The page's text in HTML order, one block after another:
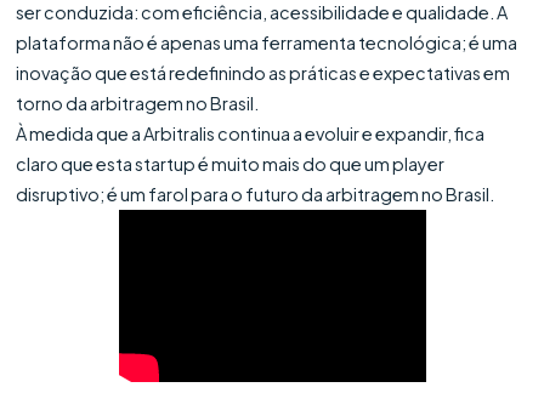
ser conduzida: com eficiência, acessibilidade e qualidade. A
plataforma não é apenas uma ferramenta tecnológica; é uma
inovação que está redefinindo as práticas e expectativas em
torno da arbitragem no Brasil.
À medida que a Arbitralis continua a evoluir e expandir, fica
claro que esta startup é muito mais do que um player
disruptivo; é um farol para o futuro da arbitragem no Brasil.